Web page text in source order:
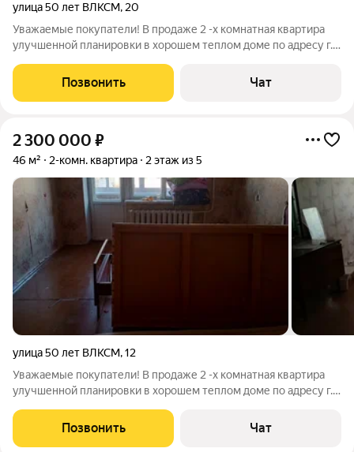
улица 50 лет ВЛКСМ, 20
Уважаемые покупатели! В продаже 2 -х комнатная квартира
улучшенной планировки в хорошем теплом доме по адресу г.
пластик, балкон застеклён. Сделан качественный ремонт, сан
узел - совмещен.
Позвонить Чат
2 300 000 ₽
46 м² 2-комн. квартира 2 этаж из 5
улица 50 лет ВЛКСМ,12
Уважаемые покупатели! В продаже 2 -х комнатная квартира
улучшенной планировки в хорошем теплом доме по адресу г.
ремонт, сан узел - разделен. Подходит под любые виды
оплаты. Помощь в
Позвонить Чат